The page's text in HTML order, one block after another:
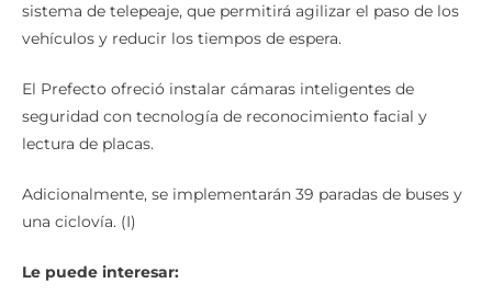
sistema de telepeaje, que permitirá agilizar el paso de los
vehículos y reducir los tiempos de espera.
El Prefecto ofreció instalar cámaras inteligentes de
seguridad con tecnología de reconocimiento facial y
lectura de placas.
Adicionalmente, se implementarán 39 paradas de buses y
una ciclovía. (I)
Le puede interesar: